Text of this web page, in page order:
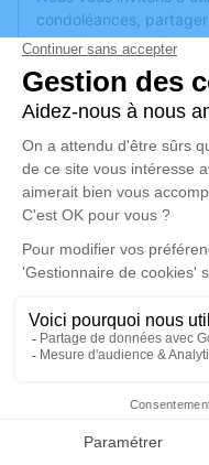
Faire-part
condoléances,
anecdote ou exprimer
ou des textes. Cet
honorer la mémoire de
Un service de
lundi 30
Crematorium
38 Av. des